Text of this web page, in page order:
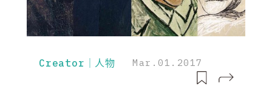
Creator｜人物 Mar.01.2017